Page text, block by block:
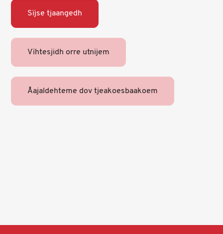
Sïjse tjaangedh
Vïhtesjidh orre utnijem
Åajaldehteme dov tjeakoesbaakoem